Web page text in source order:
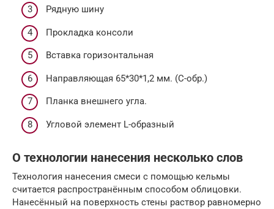
Рядную шину
Прокладка консоли
Вставка горизонтальная
Направляющая 65*30*1,2 мм. (С-обр.)
Планка внешнего угла.
Угловой элемент L-образный
О технологии нанесения несколько слов
Технология нанесения смеси с помощью кельмы
считается распространённым способом облицовки.
Нанесённый на поверхность стены раствор равномерно